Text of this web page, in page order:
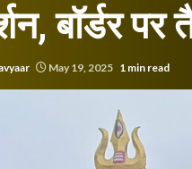
बॉर्डर पर
May 19, 2025 1 min read